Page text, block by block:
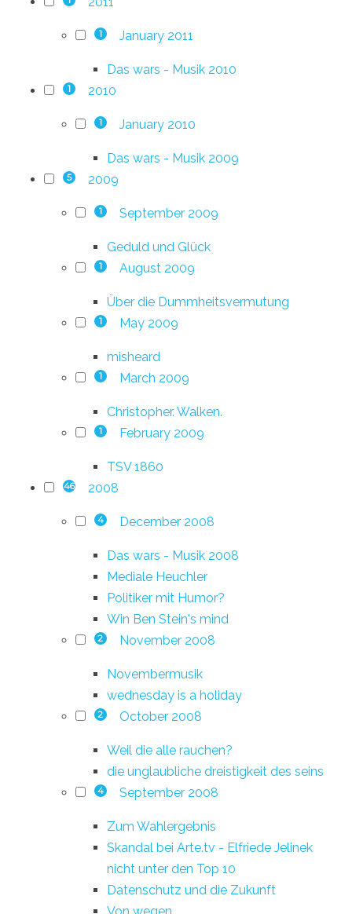
1 January 2011
Das wars - Musik 2010
1 2010
1 January 2010
Das wars - Musik 2009
5 2009
1 September 2009
Geduld und Glück
1 August 2009
Über die Dummheitsvermutung
1 May 2009
misheard
1 March 2009
Christopher. Walken.
1 February 2009
TSV 1860
46 2008
4 December 2008
Das wars - Musik 2008
Mediale Heuchler
Politiker mit Humor?
Win Ben Stein's mind
2 November 2008
Novembermusik
wednesday is a holiday
2 October 2008
Weil die alle rauchen?
die unglaubliche dreistigkeit des seins
4 September 2008
Zum Wahlergebnis
Skandal bei Arte.tv - Elfriede Jelinek
nicht unter den Top 10
Datenschutz und die Zukunft
Von wegen